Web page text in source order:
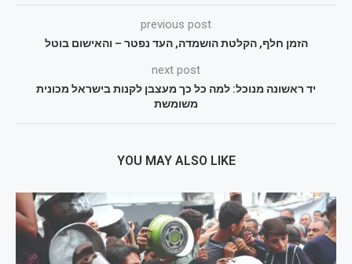
previous post
הזמן חלף, הקלטת הושמדה, העד נפטר – והאישום בוטל
next post
יד ראשונה מנוכל: למה כל כך מעצבן לקנות בישראל מכונית
משומשת
YOU MAY ALSO LIKE